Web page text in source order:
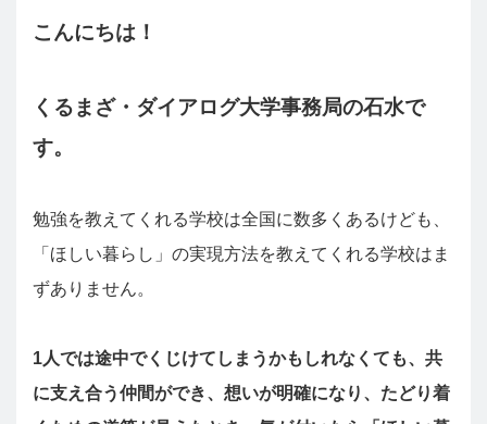
こんにちは！
くるまざ・ダイアログ大学事務局の石水で
す。
勉強を教えてくれる学校は全国に数多くあるけども、
「ほしい暮らし」の実現方法を教えてくれる学校はま
ずありません。
1人では途中でくじけてしまうかもしれなくても、共
に支え合う仲間ができ、想いが明確になり、たどり着